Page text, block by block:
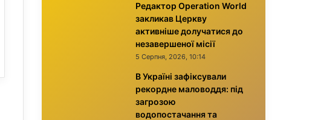
Редактор Operation World
закликав Церкву
активніше долучатися до
незавершеної місії
5 Серпня, 2026, 10:14
В Україні зафіксували
рекордне маловоддя: під
загрозою
водопостачання та